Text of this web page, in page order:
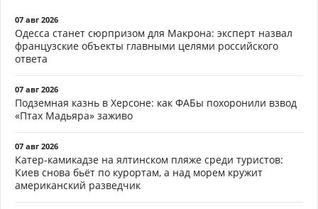
07 авг 2026
Одесса станет сюрпризом для Макрона: эксперт назвал
французские объекты главными целями российского
ответа
07 авг 2026
Подземная казнь в Херсоне: как ФАБы похоронили взвод
«Птах Мадьяра» заживо
07 авг 2026
Катер-камикадзе на ялтинском пляже среди туристов:
Киев снова бьёт по курортам, а над морем кружит
американский разведчик